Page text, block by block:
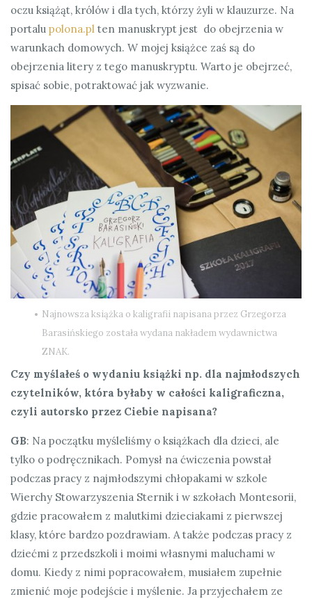
oczu książąt, królów i dla tych, którzy żyli w klauzurze. Na
portalu polona.pl ten manuskrypt jest do obejrzenia w
warunkach domowych. W mojej książce zaś są do
obejrzenia litery z tego manuskryptu. Warto je obejrzeć,
spisać sobie, potraktować jak wyzwanie.
Najnowsza książka o kaligrafii napisana przez Grzegorza
Barasińskiego została wydana nakładem wydawnictwa
ZNAK.
Czy myślałeś o wydaniu książki np. dla najmłodszych
czytelników, która byłaby w całości kaligraficzna,
czyli autorsko przez Ciebie napisana?
GB: Na początku myśleliśmy o książkach dla dzieci, ale
tylko o podręcznikach. Pomysł na ćwiczenia powstał
podczas pracy z najmłodszymi chłopakami w szkole
Wierchy Stowarzyszenia Sternik i w szkołach Montesorii,
gdzie pracowałem z malutkimi dzieciakami z pierwszej
klasy, które bardzo pozdrawiam. A także podczas pracy z
dziećmi z przedszkoli i moimi własnymi maluchami w
domu. Kiedy z nimi popracowałem, musiałem zupełnie
zmienić moje podejście i myślenie. Ja przyjechałem ze